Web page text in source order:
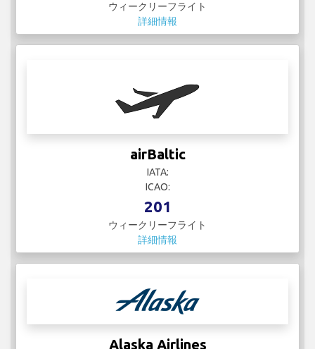
ウィークリーフライト
詳細情報
airBaltic
IATA:
ICAO:
201
ウィークリーフライト
詳細情報
Alaska Airlines